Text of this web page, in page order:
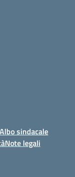
Albo sindacale
Note legali